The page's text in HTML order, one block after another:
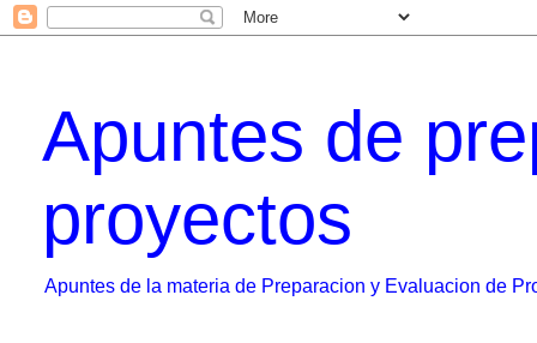
Apuntes de
proyectos
Apuntes de la materia de Preparacion y Evaluacion de